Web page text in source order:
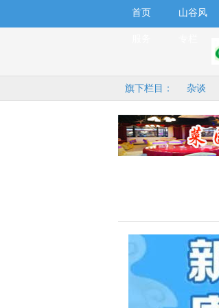
首页 山谷风
旗下栏目： 杂谈